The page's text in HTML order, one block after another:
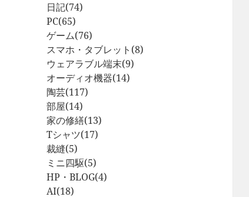
日記(74)
PC(65)
ゲーム(76)
スマホ・タブレット (8)
ウェアラブル端末(9)
オーディオ機器(14)
陶芸(117)
部屋(14)
家の修繕(13)
Tシャツ(17)
裁縫(5)
ミニ四駆(5)
HP・BLOG(4)
AI(18)